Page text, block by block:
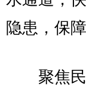
隐患，保
聚焦民